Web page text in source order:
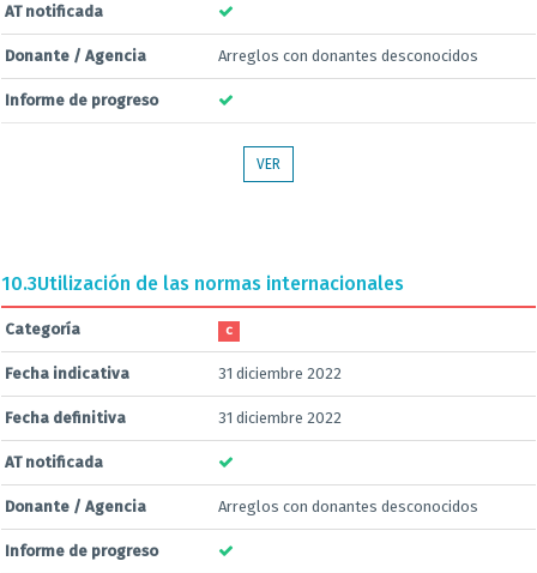
AT notificada
Donante / Agencia Arreglos con donantes desconocidos
Informe de progreso
VER
10.3Utilización de las normas internacionales
Categoría C
Fecha indicativa 31 diciembre 2022
Fecha definitiva 31 diciembre 2022
AT notificada
Donante / Agencia Arreglos con donantes desconocidos
Informe de progreso